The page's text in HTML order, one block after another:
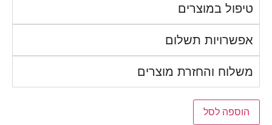
טיפול במוצרים
אפשרויות תשלום
משלוח והחזרת מוצרים
הוספה לסל